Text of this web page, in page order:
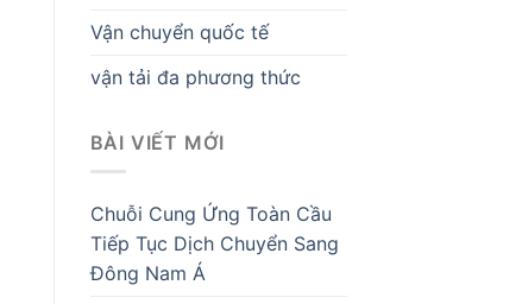
Vận chuyển quốc tế
vận tải đa phương thức
BÀI VIẾT MỚI
Chuỗi Cung Ứng Toàn Cầu
Tiếp Tục Dịch Chuyển Sang
Đông Nam Á